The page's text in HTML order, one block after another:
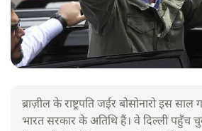
ब्राज़ील के राष्ट्रपति जईर बोसोनारो इस
भारत सरकार के अतिथि हैं। वे दिल्ली पहुँच